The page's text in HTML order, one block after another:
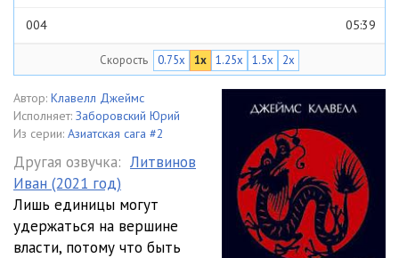
004 05:39
006
007
008 08:20
009 05:32
010 06:09
Скорость 0.75x 1x 1.25x 1.5x 2x
Автор: Клавелл Джеймс
Исполняет: Заборовский Юрий
Из серии: Азиатская сага #2
Другая озвучка: Литвинов
Иван (2021 год)
Лишь единицы могут
удержаться на вершине
власти, потому что быть